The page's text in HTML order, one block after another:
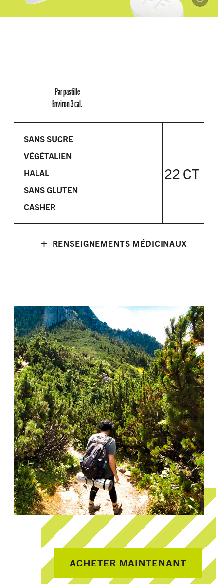
Par pastille
Environ 3 cal.
SANS SUCRE
VÉGÉTALIEN
HALAL
SANS GLUTEN
CASHER
22 CT
+ RENSEIGNEMENTS MÉDICINAUX
ACHETER MAINTENANT